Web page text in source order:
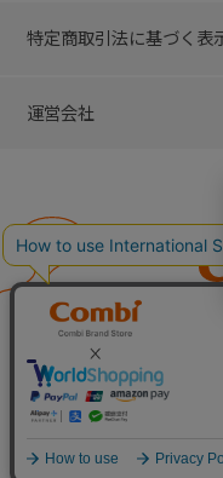
特定商取引法に基づく表
運営会社
子育て
ベビ
All Right